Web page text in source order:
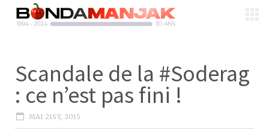
Scandale de la #Soderag
: ce n’est pas fini !
MAI 21ST, 2015